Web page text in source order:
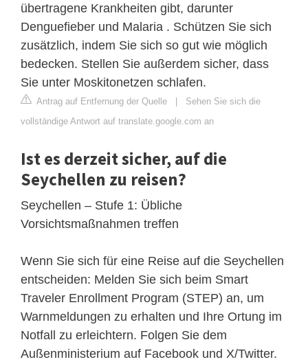
übertragene Krankheiten gibt, darunter
Denguefieber und Malaria . Schützen Sie sich
zusätzlich, indem Sie sich so gut wie möglich
bedecken. Stellen Sie außerdem sicher, dass
Sie unter Moskitonetzen schlafen.
Antrag auf Entfernung der Quelle | Sehen Sie sich die
vollständige Antwort auf translate.google.com an
Ist es derzeit sicher, auf die
Seychellen zu reisen?
Seychellen – Stufe 1: Übliche
Vorsichtsmaßnahmen treffen
Wenn Sie sich für eine Reise auf die Seychellen
entscheiden: Melden Sie sich beim Smart
Traveler Enrollment Program (STEP) an, um
Warnmeldungen zu erhalten und Ihre Ortung im
Notfall zu erleichtern. Folgen Sie dem
Außenministerium auf Facebook und X/Twitter.